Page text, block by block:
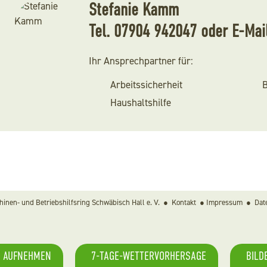
Stefanie Kamm
Tel. 07904 942047 oder E-
Ihr Ansprechpartner für:
Arbeitssicherheit
Haushaltshilfe
7-TAGE-WETTERVORHERSAGE
und Betriebshilfsring Schwäbisch Hall e. V. ● Kontakt● Impressum●